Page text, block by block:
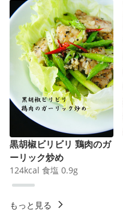
黒胡椒ビリビリ 鶏肉のガ
ーリック炒め
124kcal 食塩 0.9g
もっと見る